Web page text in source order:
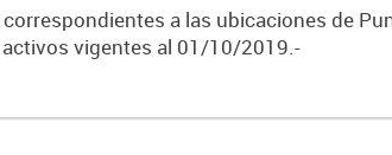
a las ubicaciones de
activos vigentes al 01/10/2019.-